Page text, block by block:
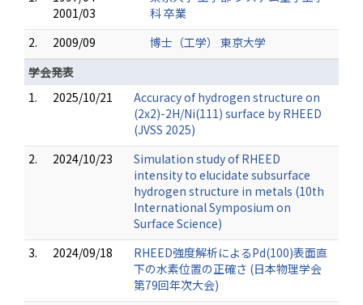
2001/03
科 卒業
2.
2009/09
博士（工学） 東京大学
学会発表
1.
2025/10/21
Accuracy of hydrogen structure on
(2x2)-2H/Ni(111) surface by RHEED
(JVSS 2025)
2.
2024/10/23
Simulation study of RHEED
intensity to elucidate subsurface
hydrogen structure in metals (10th
International Symposium on
Surface Science)
3.
2024/09/18
RHEED強度解析によるPd(100)表面直
下の水素位置の正確さ (日本物理学会
第79回年次大会)